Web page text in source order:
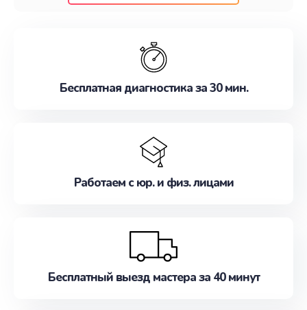
наилучшим образом. Не медлите записаться на
Бесплатная диагностика за 30 мин.
Работаем с юр. и физ. лицами
Бесплатный выезд мастера за 40 минут